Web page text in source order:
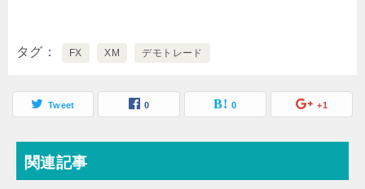
タグ FX XM デモトレード
Tweet 0 0 +1
関連記事